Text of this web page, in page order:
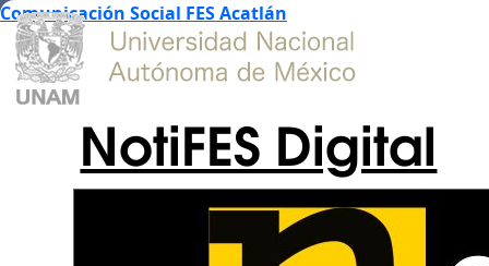
Comunicación Social FES Acatlán
NotiFES Digital